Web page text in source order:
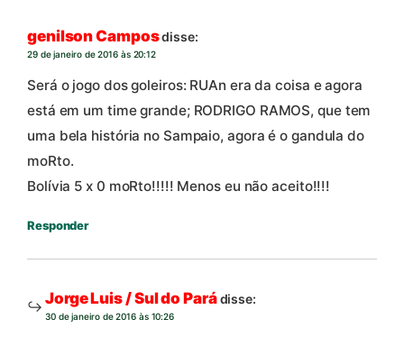
genilson Camposdisse:
29 de janeiro de 2016 às 20:12
Será o jogo dos goleiros: RUAn era da coisa e agora
está em um time grande; RODRIGO RAMOS, que tem
uma bela história no Sampaio, agora é o gandula do
moRto.
Bolívia 5 x 0 moRto!!!!! Menos eu não aceito!!!!
Responder
Jorge Luis / Sul do Parádisse:
30 de janeiro de 2016 às 10:26